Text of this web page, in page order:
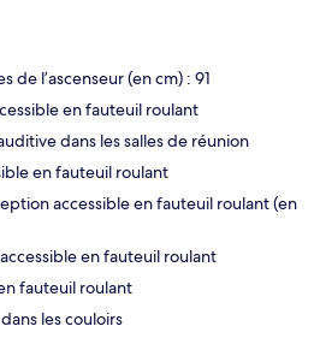
de l’ascenseur (en cm) : 91
en fauteuil roulant
dans les salles de réunion
en fauteuil roulant
accessible en fauteuil roulant (en
en fauteuil roulant
fauteuil roulant
les couloirs